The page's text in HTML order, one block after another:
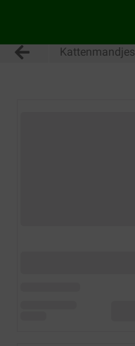
Kattenmandjes